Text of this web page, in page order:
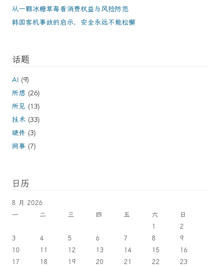
从一颗冰糖草莓看消费权益与风险防范
韩国客机事故的启示，安全永远不能松懈
话题
AI (9)
所想 (26)
所见 (13)
技术 (33)
硬件 (3)
网事 (7)
日历
8 月 2026
一
二 三 四 五 六
日
1
2
3
4 5 6 7 8
9
10
11 12 13 14 15
16
17
18 19 20 21 22
23